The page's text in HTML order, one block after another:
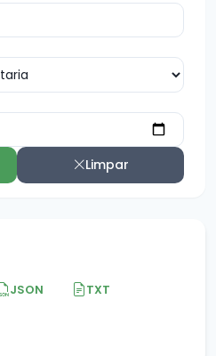
Limpar
JSON TXT